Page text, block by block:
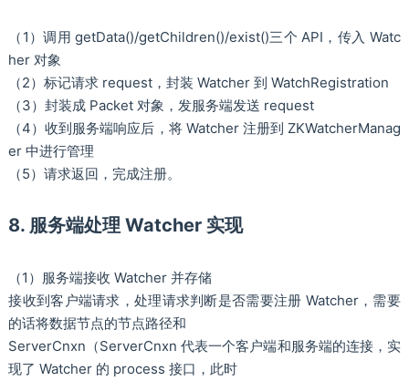
（1）调用 getData()/getChildren()/exist()三个 API，传入 Watc
her 对象
（2）标记请求 request，封装 Watcher 到 WatchRegistration
（3）封装成 Packet 对象，发服务端发送 request
（4）收到服务端响应后，将 Watcher 注册到 ZKWatcherManag
er 中进行管理
（5）请求返回，完成注册。
8. 服务端处理 Watcher 实现
（1）服务端接收 Watcher 并存储
接收到客户端请求，处理请求判断是否需要注册 Watcher，需要
的话将数据节点的节点路径和
ServerCnxn（ServerCnxn 代表一个客户端和服务端的连接，实
现了 Watcher 的 process 接口，此时